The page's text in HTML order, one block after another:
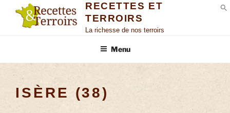
RECETTES ET
TERROIRS
La richesse de nos terroirs
Menu
ISÈRE (38)